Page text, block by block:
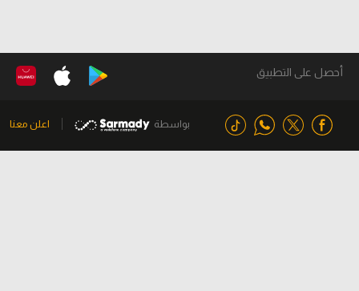
أحصل على التطبيق
بواسطة اعلن معنا